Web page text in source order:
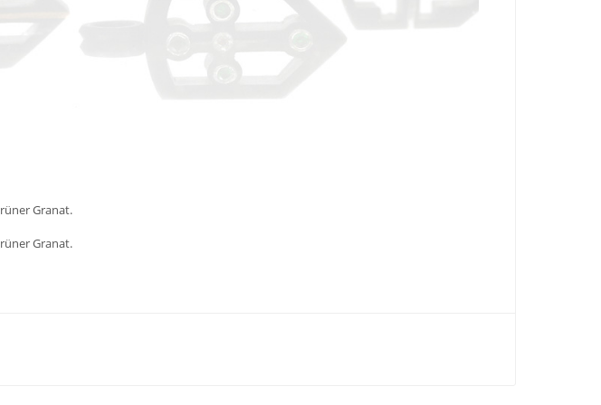
Granat.
Granat.